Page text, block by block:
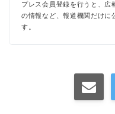
プレス会員登録を行うと、広
の情報など、報道機関だけに
す。